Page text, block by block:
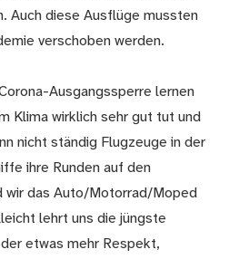
Auch diese Ausflüge mussten
verschoben werden.
Ausgangssperre lernen
Klima wirklich sehr gut tut und
nicht ständig Flugzeuge in der
ihre Runden auf den
wir das Auto/Motorrad/Moped
lehrt uns die jüngste
etwas mehr Respekt,